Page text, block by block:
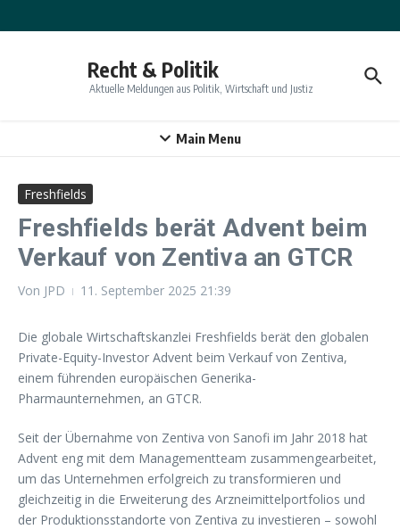
Recht & Politik
Aktuelle Meldungen aus Politik, Wirtschaft und Justiz
Main Menu
Freshfields
Freshfields berät Advent beim
Verkauf von Zentiva an GTCR
Von JPD 11. September 2025 21:39
Die globale Wirtschaftskanzlei Freshfields berät den globalen
Private-Equity-Investor Advent beim Verkauf von Zentiva,
einem führenden europäischen Generika-
Pharmaunternehmen, an GTCR.
Seit der Übernahme von Zentiva von Sanofi im Jahr 2018 hat
Advent eng mit dem Managementteam zusammengearbeitet,
um das Unternehmen erfolgreich zu transformieren und
gleichzeitig in die Erweiterung des Arzneimittelportfolios und
der Produktionsstandorte von Zentiva zu investieren – sowohl